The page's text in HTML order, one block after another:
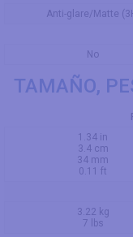
Anti-glare/Matte
No
TAMAÑO,
1.34 in
3.4 cm
34 mm
0.11 ft
3.22 kg
7 lbs